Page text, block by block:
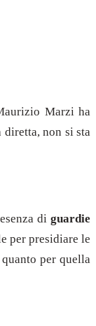
Marzi ha
diretta, non si sta
di guardie
per presidiare le
per quella